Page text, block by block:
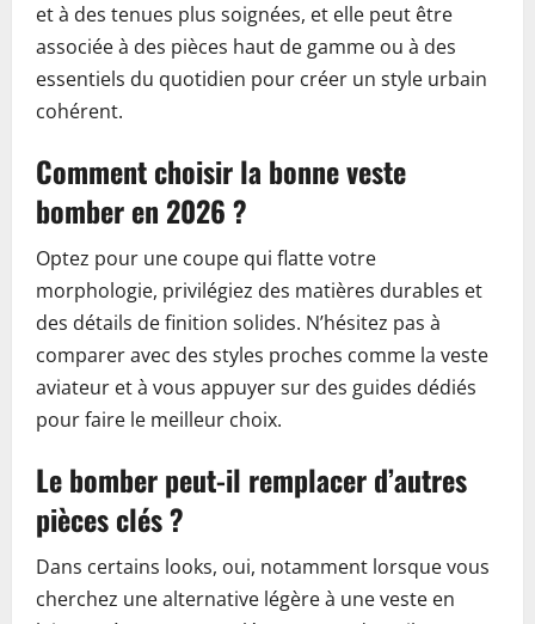
et à des tenues plus soignées, et elle peut être
associée à des pièces haut de gamme ou à des
essentiels du quotidien pour créer un style urbain
cohérent.
Comment choisir la bonne veste
bomber en 2026 ?
Optez pour une coupe qui flatte votre
morphologie, privilégiez des matières durables et
des détails de finition solides. N’hésitez pas à
comparer avec des styles proches comme la veste
aviateur et à vous appuyer sur des guides dédiés
pour faire le meilleur choix.
Le bomber peut-il remplacer d’autres
pièces clés ?
Dans certains looks, oui, notamment lorsque vous
cherchez une alternative légère à une veste en